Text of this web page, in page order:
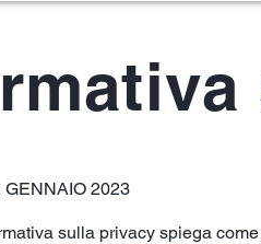
GENNAIO 2023
sulla privacy spiega